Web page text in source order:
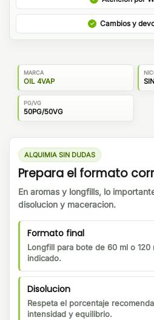
Cambios y
MARCA
OIL 4VAP
PG/VG
50PG/50VG
ALQUIMIA SIN DUDAS
Prepara el formato
En aromas y longfills, lo
disolucion y maceracion.
Formato final
Longfill para bote de 60 ml o
indicado.
Disolucion
Respeta el porcentaje
intensidad y equilibrio.